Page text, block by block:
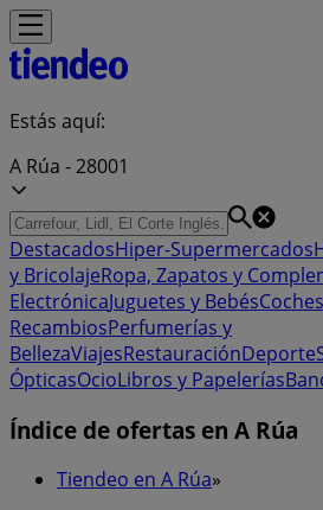
Estás aquí:
A Rúa - 28001
DestacadosHiper-Supermercados
y BricolajeRopa, Zapatos y
ElectrónicaJuguetes y Bebés
RecambiosPerfumerías y
BellezaViajesRestauraciónDeporte
ÓpticasOcioLibros y Papelerías
Índice de ofertas en A Rúa
Tiendeo en A Rúa»